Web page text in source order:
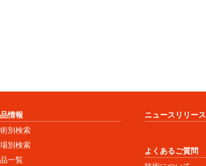
情報
別検索
別検索
一覧
ニュースリリース
よくあるご質問